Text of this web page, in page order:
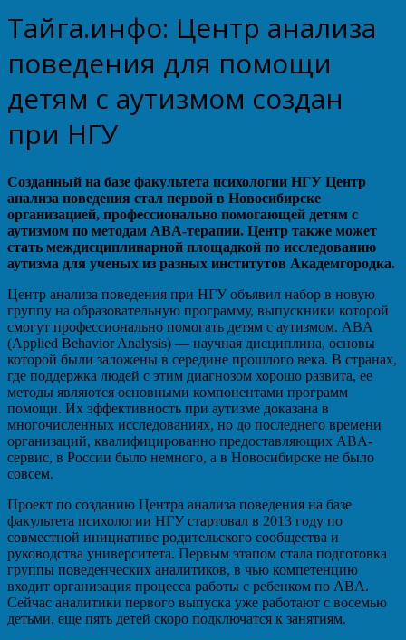
Тайга.инфо: Центр анализа
поведения для помощи
детям с аутизмом создан
при НГУ
Созданный на базе факультета психологии НГУ Центр
анализа поведения стал первой в Новосибирске
организацией, профессионально помогающей детям с
аутизмом по методам ABA-терапии. Центр также может
стать междисциплинарной площадкой по исследованию
аутизма для ученых из разных институтов Академгородка.
Центр анализа поведения при НГУ объявил набор в новую
группу на образовательную программу, выпускники которой
смогут профессионально помогать детям с аутизмом. ABA
(Applied Behavior Analysis) — научная дисциплина, основы
которой были заложены в середине прошлого века. В странах,
где поддержка людей с этим диагнозом хорошо развита, ее
методы являются основными компонентами программ
помощи. Их эффективность при аутизме доказана в
многочисленных исследованиях, но до последнего времени
организаций, квалифицированно предоставляющих ABA-
сервис, в России было немного, а в Новосибирске не было
совсем.
Проект по созданию Центра анализа поведения на базе
факультета психологии НГУ стартовал в 2013 году по
совместной инициативе родительского сообщества и
руководства университета. Первым этапом стала подготовка
группы поведенческих аналитиков, в чью компетенцию
входит организация процесса работы с ребенком по ABA.
Сейчас аналитики первого выпуска уже работают с восемью
детьми, еще пять детей скоро подключатся к занятиям.